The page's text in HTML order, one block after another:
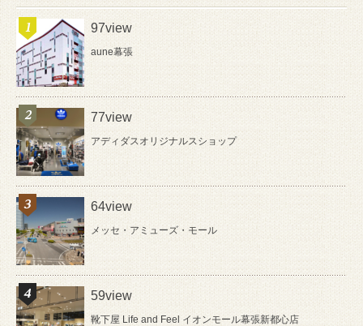
97view
aune幕張
77view
アディダスオリジナルスショップ
64view
メッセ・アミューズ・モール
59view
靴下屋 Life and Feel イオンモール幕張新都心店